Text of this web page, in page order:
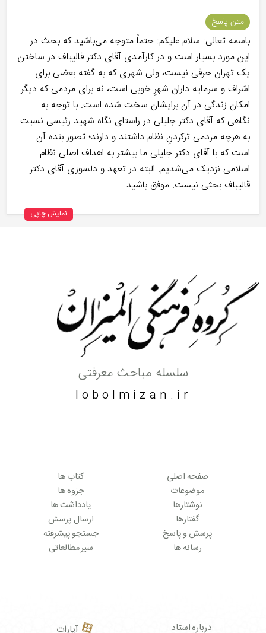
متن پاسخ
باسمه تعالی: سلام علیکم: حتماً متوجه می‌باشید که بحث در
این مورد بسیار است و در کارآمدی آقای دکتر قالیباف در ساختن
یک تهران حرفی نیست، ولی شهری که به گفته بعضی برای
اشراف و سرمایه داران شهرِ خوبی است، نه برای مردمی که دیگر
امکان زندگی در آن برایشان سخت شده است. با توجه به
نگاهی که آقای دکتر جلیلی در راستای نگاه شهید رئیسی نسبت
به هرچه مردمی‌ ترکردنِ نظام داشتند و دارند؛ تصور بنده آن
است که با آقای دکتر جلیلی ما بیشتر به اهداف اصلی نظام
اسلامی نزدیک می‌شدیم. البته در تعهد و دلسوزی آقای دکتر
قالیباف بحثی نیست. موفق باشید
نمایش چاپی
سلسله مباحث معرفتی
lobolmizan.ir
صفحه اصلی
موضوعات
نوشتارها
گفتارها
پرسش و پاسخ
رسانه ها
کتاب ها
جزوه ها
یادداشت ها
ارسال پرسش
جستجو پیشرفته
سیر مطالعاتی
درباره استاد آپارات